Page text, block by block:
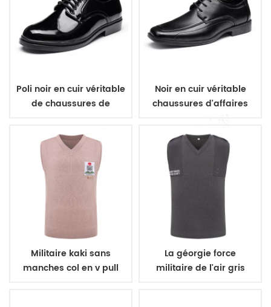
Poli noir en cuir véritable
de chaussures de
Noir en cuir véritable
chaussures d'affaires
Militaire kaki sans
manches col en v pull
La géorgie force
militaire de l'air gris